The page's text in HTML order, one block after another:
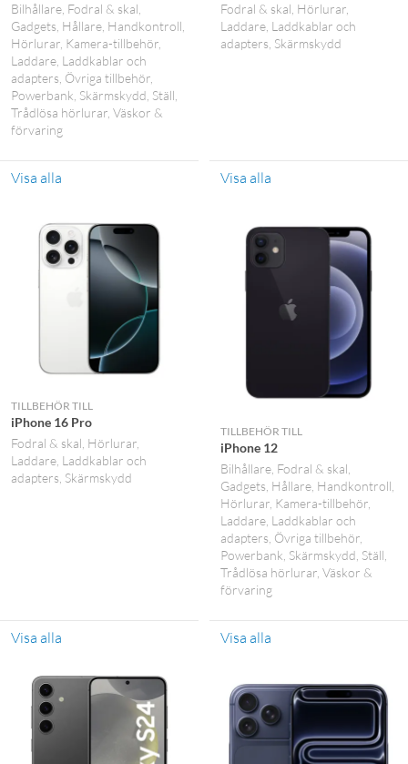
Bilhållare Fodral & skal
Gadgets Hållare Handkontroll
Hörlurar Kamera-tillbehör
Laddare Laddkablar och
adapters Övriga tillbehör
Powerbank Skärmskydd Ställ
Trådlösa hörlurar Väskor &
förvaring
Visa alla
Fodral & skal Hörlurar
Laddare Laddkablar och
adapters Skärmskydd
Visa alla
TILLBEHÖR TILL
iPhone 16 Pro
Fodral & skal Hörlurar
Laddare Laddkablar och
adapters Skärmskydd
Visa alla
TILLBEHÖR TILL
iPhone 12
Bilhållare Fodral & skal
Gadgets Hållare Handkontroll
Hörlurar Kamera-tillbehör
Laddare Laddkablar och
adapters Övriga tillbehör
Powerbank Skärmskydd Ställ
Trådlösa hörlurar Väskor &
förvaring
Visa alla